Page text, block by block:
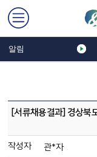
알림
[서류채용결과] 경상북
작성자 관*자